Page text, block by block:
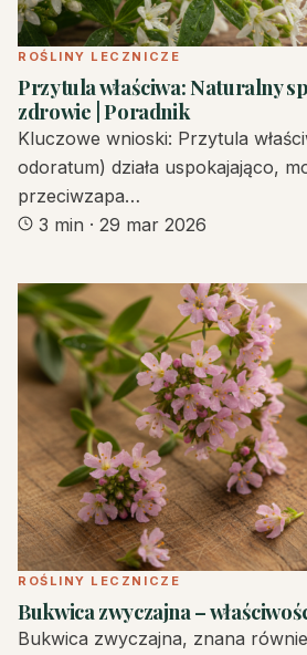
ROŚLINY LECZNICZE
Przytula właściwa: Naturalny
zdrowie | Poradnik
Kluczowe wnioski: Przytula
odoratum) działa uspokajająco,
przeciwzapa…
3 min · 29 mar 2026
ROŚLINY LECZNICZE
Bukwica zwyczajna –
Bukwica zwyczajna, znana